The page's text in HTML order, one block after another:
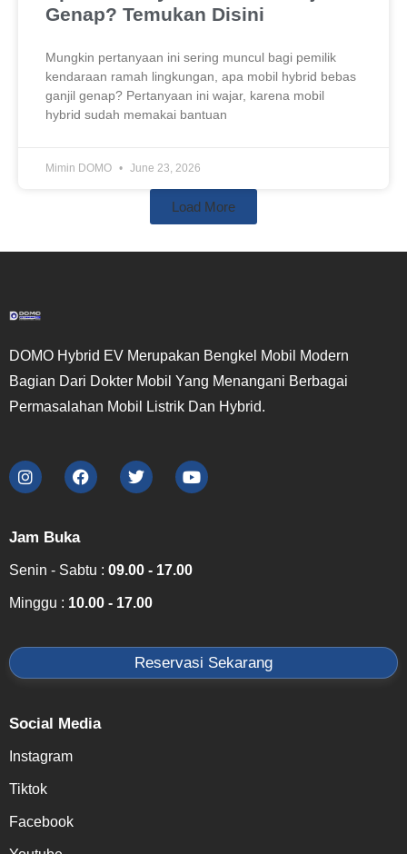
Genap? Temukan Disini
Mungkin pertanyaan ini sering muncul bagi pemilik
kendaraan ramah lingkungan, apa mobil hybrid bebas
ganjil genap? Pertanyaan ini wajar, karena mobil
hybrid sudah memakai bantuan
Mimin DOMO June 23, 2026
Load More
DOMO Hybrid EV Merupakan Bengkel Mobil Modern
Bagian Dari Dokter Mobil Yang Menangani Berbagai
Permasalahan Mobil Listrik Dan Hybrid.
Jam Buka
Senin - Sabtu : 09.00 - 17.00
Minggu : 10.00 - 17.00
Reservasi Sekarang
Social Media
Instagram
Tiktok
Facebook